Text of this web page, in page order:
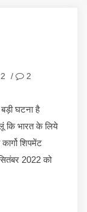
/
2
घटना है
भारत के लिये
शिपमेंट
2022 को